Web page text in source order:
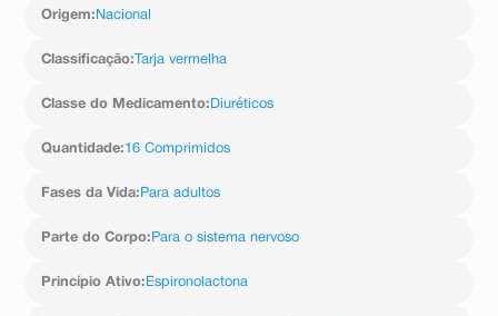
de 100 mg/dia. Se essa relação for menor do que 1
mg/dia. A dose d
(do fígado) anormal, urticária (alergia de pele), distúrbios
menstruais, dor nas mamas (em mulheres).
partir dos dados disponíveis): agranulocitose (redução
probabilidade de infecç
Origem: Nacional
Classificação: Tarja vermelha
Classe do Medicamento: Diuréticos
Quantidade:16 Comprimidos
Fases da Vida: Para adultos
Parte do Corpo: Para o sistema nervoso
Princípio Ativo: Espironolactona